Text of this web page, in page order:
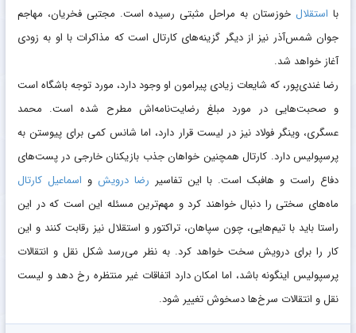
با استقلال خوزستان به مراحل مثبتی رسیده است. مجتبی فخریان، مهاجم
جوان شمس‌آذر نیز از دیگر گزینه‌های کارتال است که مذاکرات با او به زودی
آغاز خواهد شد.
رضا غندی‌پور، که شایعات زیادی پیرامون او وجود دارد، مورد توجه باشگاه است
و صحبت‌هایی در مورد مبلغ رضایت‌نامه‌اش مطرح شده است. محمد
عسگری، وینگر فولاد نیز در لیست قرار دارد، اما شانس کمی برای پیوستن به
پرسپولیس دارد. کارتال همچنین خواهان جذب بازیکنان خارجی در پست‌های
دفاع راست و هافبک است. با این تفاسیر رضا درویش و اسماعیل کارتال
ماه‌های سختی را دنبال خواهند کرد و مهم‌ترین مسئله این است که در این
راستا باید با تیم‌هایی، چون سپاهان، تراکتور و استقلال نیز رقابت کنند و این
کار را برای درویش سخت خواهد کرد. به نظر می‌رسد شکل نقل و انتقالات
پرسپولیس اینگونه باشد، اما امکان دارد اتفاقات غیر منتظره رخ دهد و لیست
نقل و انتقالات سرخ‌ها دسخوش تغییر شود.